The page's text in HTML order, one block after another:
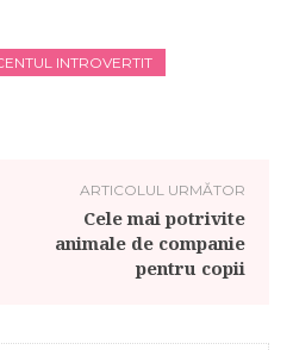
INTROVERTIT
ARTICOLUL URMĂTOR
Cele mai potrivite
animale de companie
pentru copii